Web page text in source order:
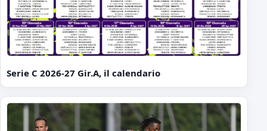
Serie C 2026-27 Gir.A, il calendario